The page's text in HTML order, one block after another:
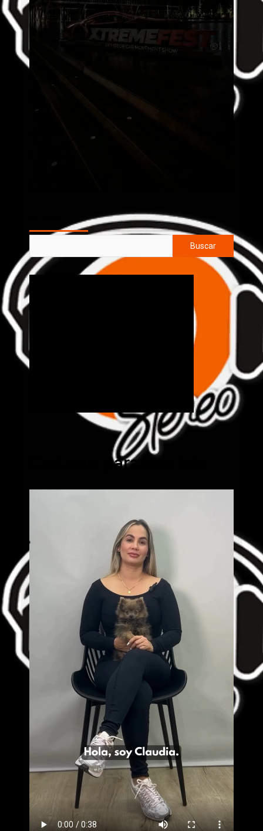
Buscar
Cick aquí para mas info